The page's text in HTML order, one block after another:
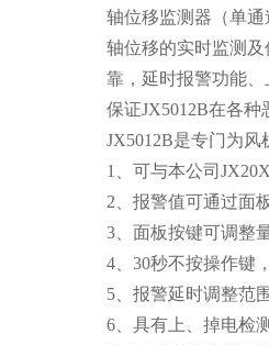
轴位移监测器（单
轴位移的实时监测
靠，延时报警功能
保证JX5012B在各
JX5012B是专门为
1、可与本公司
2、报警值可通过面
3、面板按键可调整
4、30秒不按操作键
5、报警延时调整范
6、具有上、掉电检